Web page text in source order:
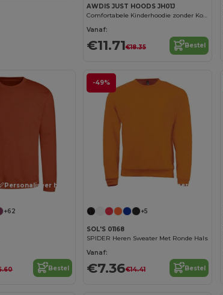
AWDIS JUST HOODS JH01J
Comfortabele Kinderhoodie zonder Koorden
Vanaf:
€11.71€18.35 Bestel
Personaliseer het!
+62
Bestel
-49%
Personaliseer het!
+5
SOL'S 01168
SPIDER Heren Sweater Met Ronde Hals
Vanaf:
€7.36€14.41 Bestel